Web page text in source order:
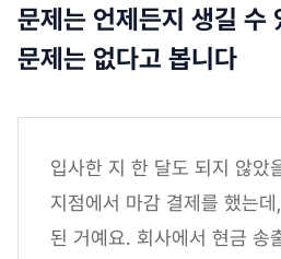
문제는 언제든지 생길 수
문제는 없다고 봅니다
입사한 지 한 달도 되지 않았
지점에서 마감 결제를 했는
된 거예요. 회사에서 현금 송